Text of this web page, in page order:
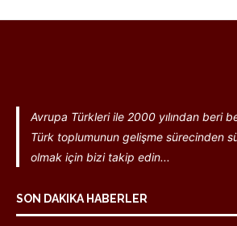
Avrupa Türkleri ile 2000 yılından beri
Türk toplumunun gelişme sürecinden
olmak için bizi takip edin...
SON DAKIKA HABERLER